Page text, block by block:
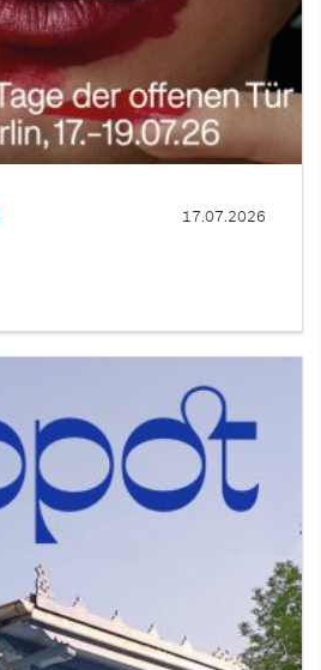
17.07.2026